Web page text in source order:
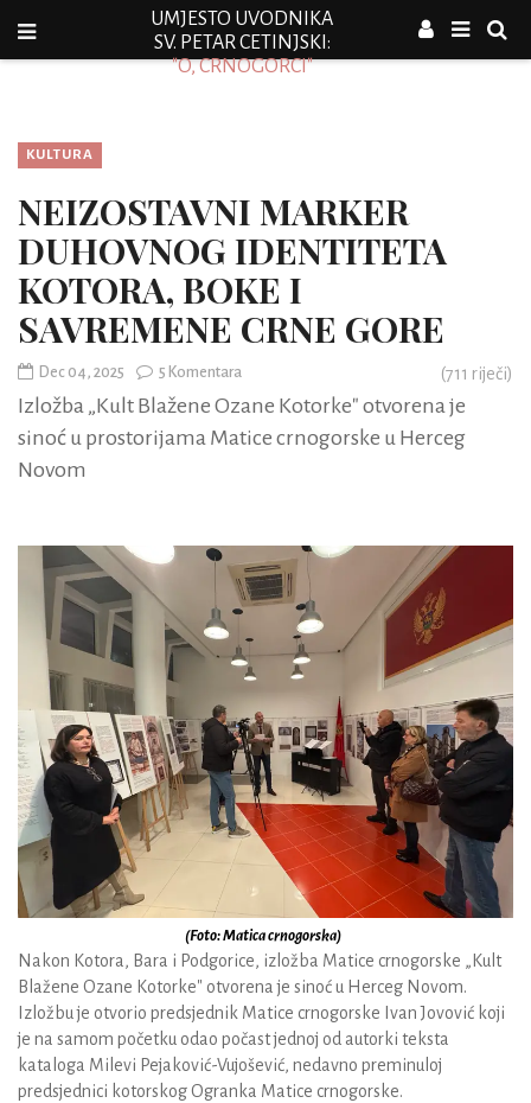
UMJESTO UVODNIKA
SV. PETAR CETINJSKI:
"O, CRNOGORCI"
KULTURA
NEIZOSTAVNI MARKER
DUHOVNOG IDENTITETA
KOTORA, BOKE I
SAVREMENE CRNE GORE
Dec 04, 2025 5 Komentara (711 riječi)
Izložba „Kult Blažene Ozane Kotorke" otvorena je
sinoć u prostorijama Matice crnogorske u Herceg
Novom
(Foto: Matica crnogorska)
Nakon Kotora, Bara i Podgorice, izložba Matice crnogorske „Kult
Blažene Ozane Kotorke" otvorena je sinoć u Herceg Novom.
Izložbu je otvorio predsjednik Matice crnogorske Ivan Jovović koji
je na samom početku odao počast jednoj od autorki teksta
kataloga Milevi Pejaković-Vujošević, nedavno preminuloj
predsjednici kotorskog Ogranka Matice crnogorske.